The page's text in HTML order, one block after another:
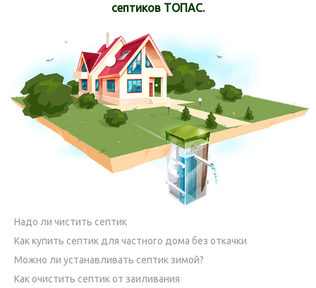
септиков ТОПАС.
Надо ли чистить септик
Как купить септик для частного дома без откачки
Можно ли устанавливать септик зимой?
Как очистить септик от заиливания